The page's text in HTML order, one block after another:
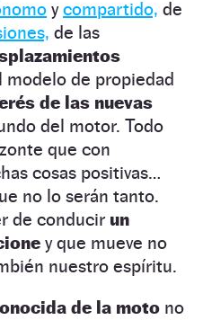
ycompartido, de
de las
modelo de propiedad
de las nuevas
del motor. Todo
que con
cosas positivas…
no lo serán tanto.
de conducir un
y que mueve no
nuestro espíritu.
de la moto no